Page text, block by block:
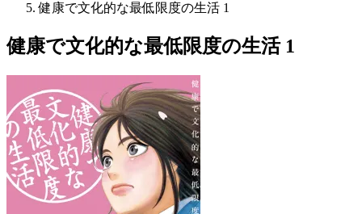
健康で文化的な最低限度の生活 1
健康で文化的な最低限度の生活 1